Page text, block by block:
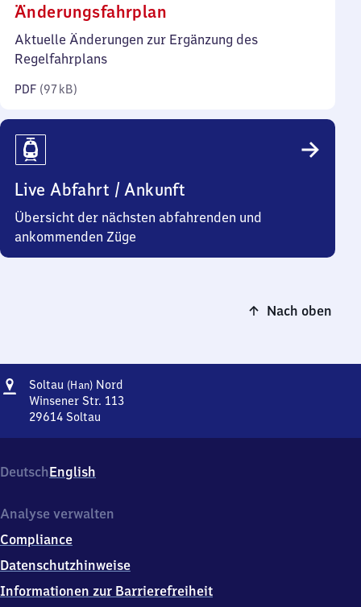
Änderungsfahrplan
97
Aktuelle Änderungen zur Ergänzung des
Regelfahrplans
PDF (97 kB)
Live Abfahrt / Ankunft
Übersicht der nächsten abfahrenden und
ankommenden Züge
Nach oben
Adresse
Soltau (Han) NordSoltau
(Hannover)
Winsener Str. 113
29614 Soltau
Nord,
Winsener
113,
9
6
4
DeutschEnglish
Analyse verwalten
Compliance
Datenschutzhinweise
Informationen zur Barrierefreiheit